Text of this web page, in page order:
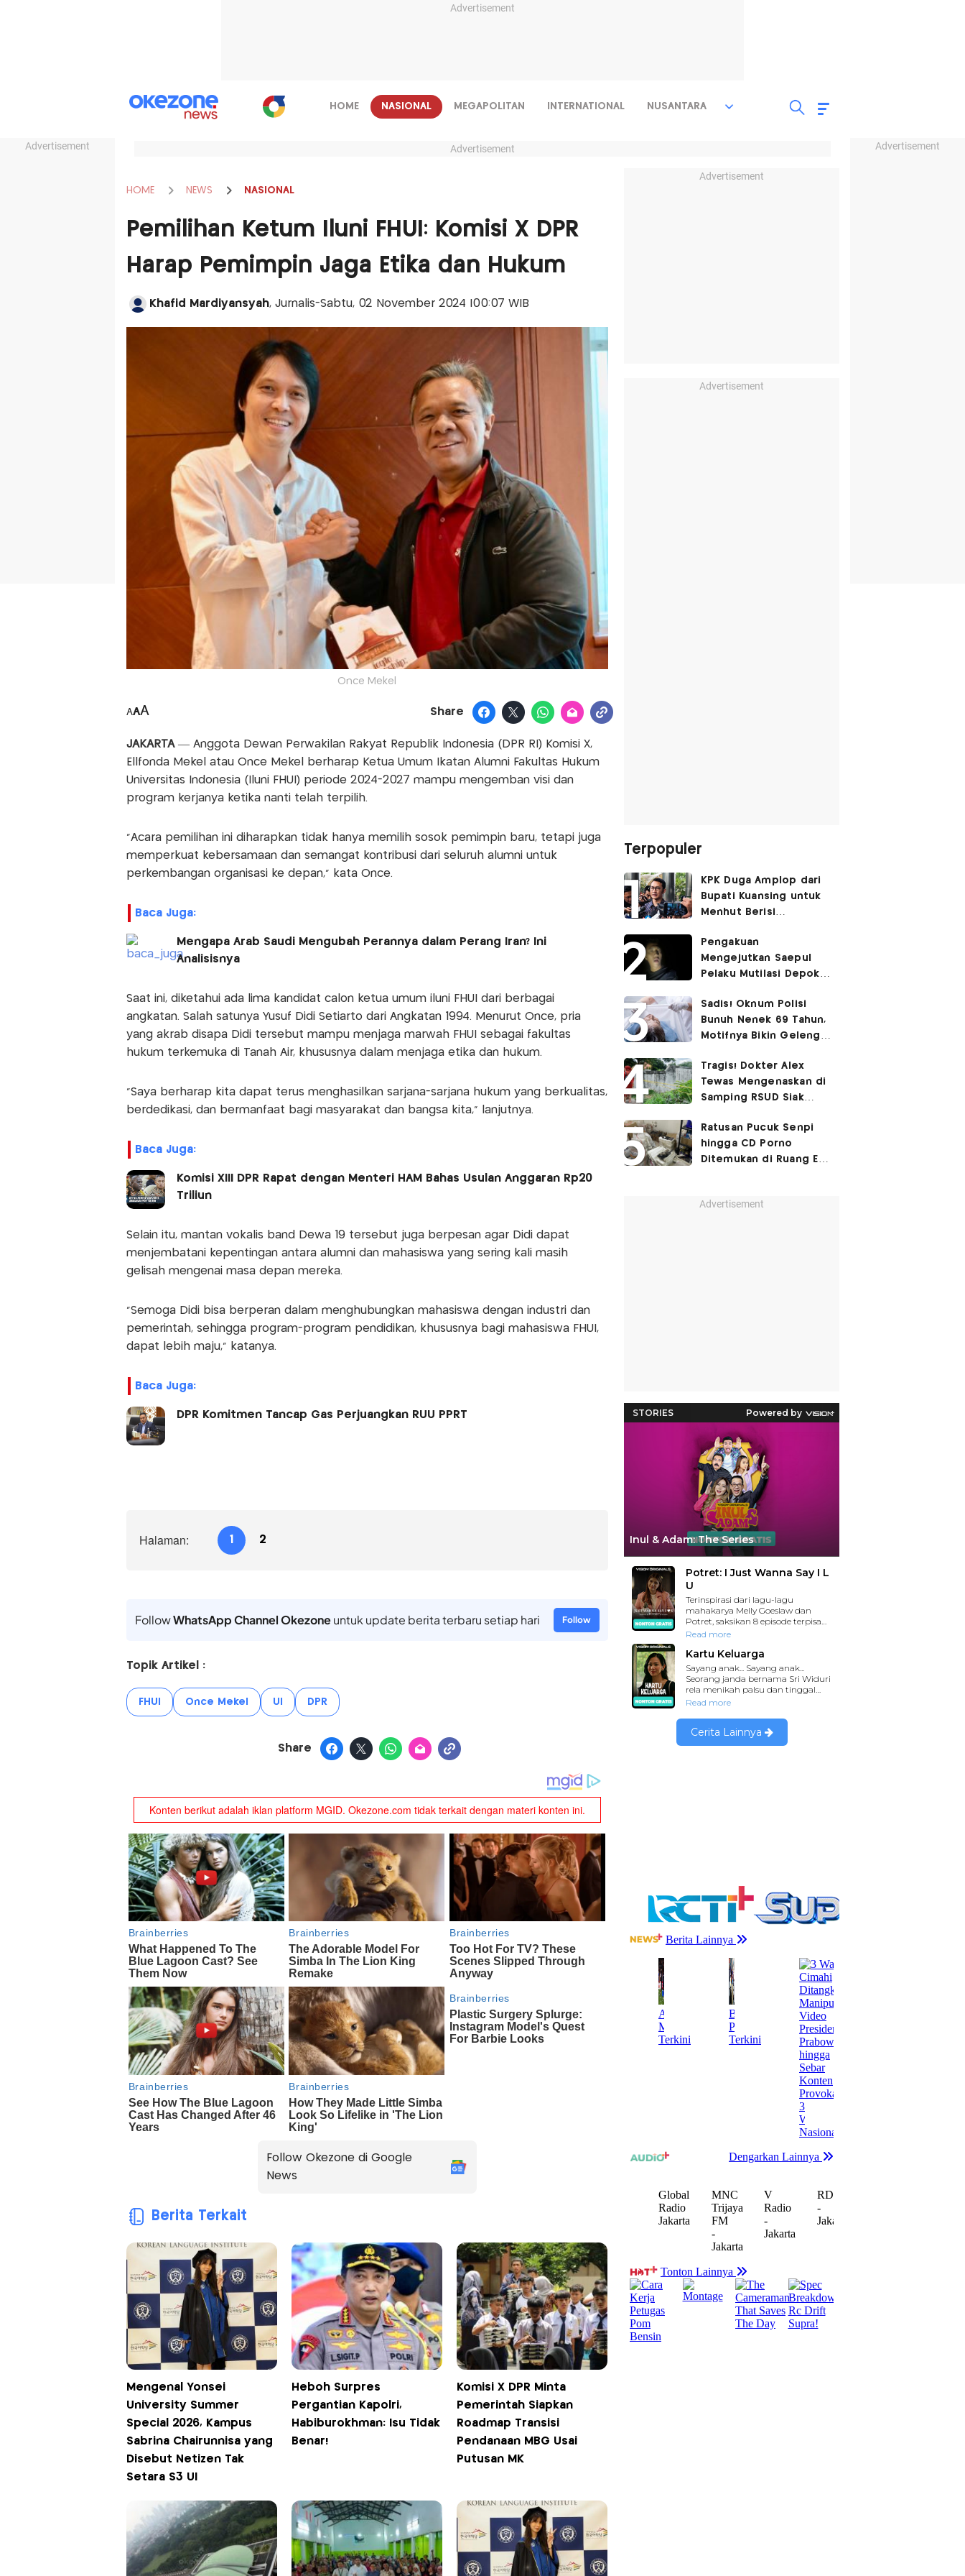
Advertisement
Advertisement Advertisement
HOME NASIONAL MEGAPOLITAN INTERNATIONAL NUSANTARA
Advertisement
HOME NEWS NASIONAL
Pemilihan Ketum Iluni FHUI: Komisi X DPR
Harap Pemimpin Jaga Etika dan Hukum
Khafid Mardiyansyah, Jurnalis-Sabtu, 02 November 2024 |00:07 WIB
Once Mekel
AAA Share
JAKARTA— Anggota Dewan Perwakilan Rakyat Republik Indonesia (DPR RI) Komisi X,
Ellfonda Mekel atau Once Mekel berharap Ketua Umum Ikatan Alumni Fakultas Hukum
Universitas Indonesia (Iluni FHUI) periode 2024-2027 mampu mengemban visi dan
program kerjanya ketika nanti telah terpilih.
“Acara pemilihan ini diharapkan tidak hanya memilih sosok pemimpin baru, tetapi juga
memperkuat kebersamaan dan semangat kontribusi dari seluruh alumni untuk
perkembangan organisasi ke depan,” kata Once.
Baca Juga:
Mengapa Arab Saudi Mengubah Perannya dalam Perang Iran? Ini
Analisisnya
Saat ini, diketahui ada lima kandidat calon ketua umum iluni FHUI dari berbagai
angkatan. Salah satunya Yusuf Didi Setiarto dari Angkatan 1994. Menurut Once, pria
yang akrab disapa Didi tersebut mampu menjaga marwah FHUI sebagai fakultas
hukum terkemuka di Tanah Air, khususnya dalam menjaga etika dan hukum.
“Saya berharap kita dapat terus menghasilkan sarjana-sarjana hukum yang berkualitas,
berdedikasi, dan bermanfaat bagi masyarakat dan bangsa kita,” lanjutnya.
Baca Juga:
Komisi XIII DPR Rapat dengan Menteri HAM Bahas Usulan Anggaran Rp20
Triliun
Selain itu, mantan vokalis band Dewa 19 tersebut juga berpesan agar Didi dapat
menjembatani kepentingan antara alumni dan mahasiswa yang sering kali masih
gelisah mengenai masa depan mereka.
“Semoga Didi bisa berperan dalam menghubungkan mahasiswa dengan industri dan
pemerintah, sehingga program-program pendidikan, khususnya bagi mahasiswa FHUI,
dapat lebih maju,” katanya.
Baca Juga:
DPR Komitmen Tancap Gas Perjuangkan RUU PPRT
Halaman: 1 2
FollowWhatsApp Channel Okezoneuntuk update berita terbaru setiap hari Follow
Topik Artikel :
FHUI Once Mekel UI DPR
Share
Follow Okezone di Google
News
Berita Terkait
Mengenal Yonsei
University Summer
Special 2026, Kampus
Sabrina Chairunnisa yang
Disebut Netizen Tak
Setara S3 UI
Heboh Surpres
Pergantian Kapolri,
Habiburokhman: Isu Tidak
Benar!
Komisi X DPR Minta
Pemerintah Siapkan
Roadmap Transisi
Pendanaan MBG Usai
Putusan MK
Advertisement
Advertisement
Terpopuler
KPK Duga Amplop dari
Bupati Kuansing untuk
Menhut Berisi
Pengembaliannya
Belum Utuh
Pengakuan
Mengejutkan Saepul
Pelaku Mutilasi Depok:
Korban di Kontrakan
Sadis! Oknum Polisi
Bunuh Nenek 69 Tahun,
Motifnya Bikin Geleng
Tragis! Dokter Alex
Tewas Mengenaskan di
Samping RSUD Siak
Rocuronium
Ratusan Pucuk Senpi
hingga CD Porno
Ditemukan di Ruang Eks
Advertisement